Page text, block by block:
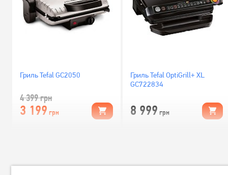
Гриль Tefal GC2050
4 399грн
3 199 грн
Гриль Tefal OptiGrill+ XL
GC722834
8 999 грн